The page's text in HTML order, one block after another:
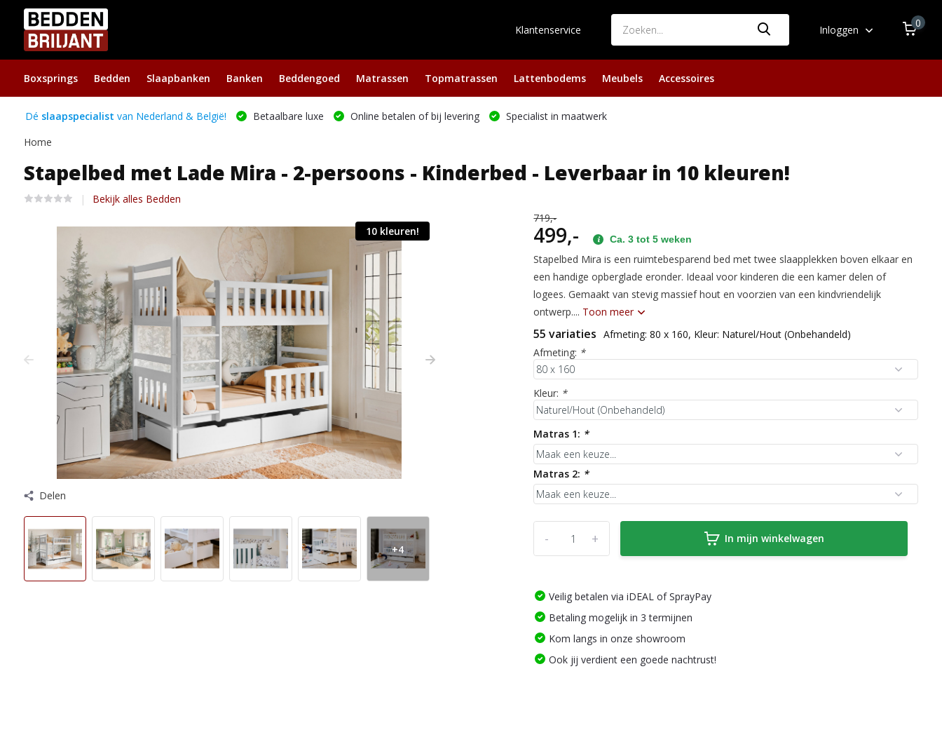
Klantenservice Inloggen
0
Boxsprings Bedden Slaapbanken Banken Beddengoed Matrassen Topmatrassen Lattenbodems Meubels Accessoires
Dé slaapspecialist van Nederland & België! Betaalbare luxe Online betalen of bij levering
Specialist in maatwerk
Home
Stapelbed met Lade Mira - 2-persoons - Kinderbed - Leverbaar in 10 kleuren!
Bekijk alles Bedden
10 kleuren!
Delen
+4
719,-
499,- Ca. 3 tot 5 weken
Stapelbed Mira is een ruimtebesparend bed met twee slaapplekken boven elkaar en
een handige opberglade eronder. Ideaal voor kinderen die een kamer delen of
logees. Gemaakt van stevig massief hout en voorzien van een kindvriendelijk
ontwerp.... Toon meer
55 variaties Afmeting: 80 x 160, Kleur: Naturel/Hout (Onbehandeld)
Afmeting: *
Kleur: *
Matras 1: *
Matras 2: *
+
- In mijn winkelwagen
Veilig betalen via iDEAL of SprayPay
Betaling mogelijk in 3 termijnen
Kom langs in onze showroom
Ook jij verdient een goede nachtrust!